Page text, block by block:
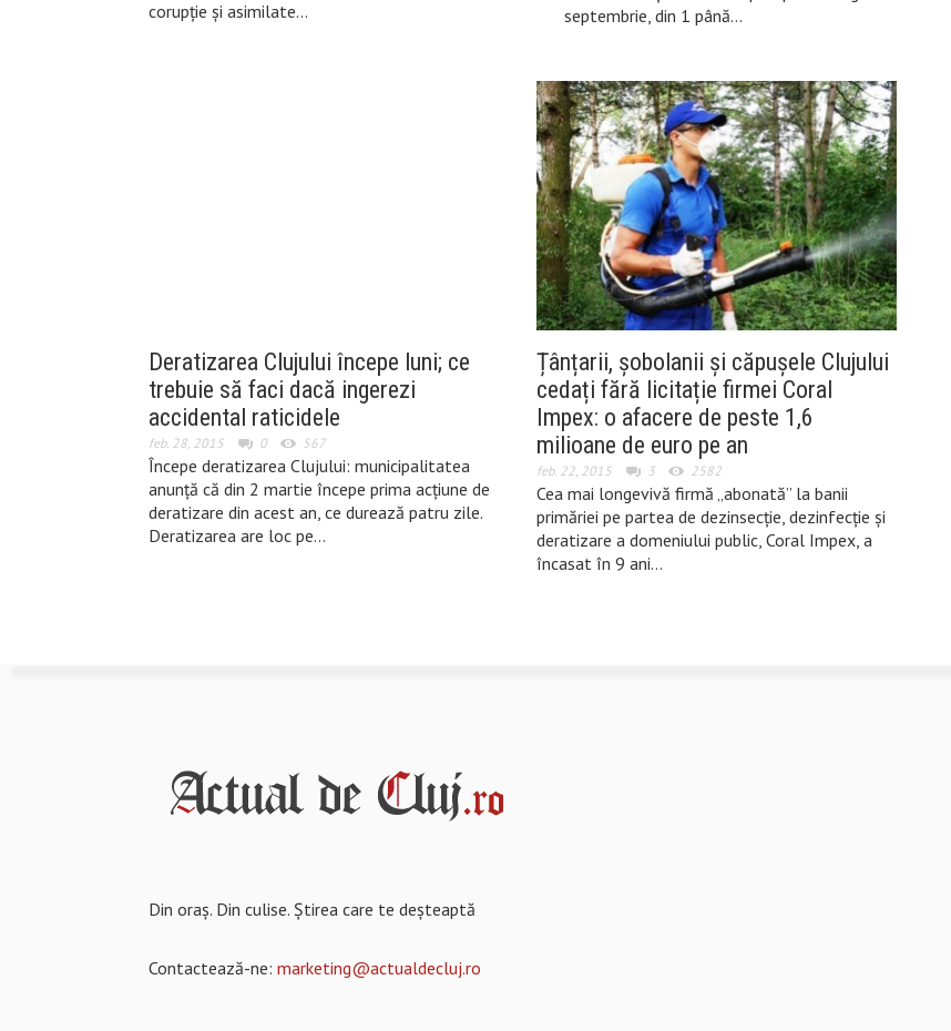
corupție şi asimilate…
septembrie, din 1 până…
Deratizarea Clujului începe luni; ce
trebuie să faci dacă ingerezi
accidental raticidele
feb. 28, 2015 0 567
Începe deratizarea Clujului: municipalitatea
anunță că din 2 martie începe prima acțiune de
deratizare din acest an, ce durează patru zile.
Deratizarea are loc pe…
Țânțarii, șobolanii și căpușele Clujului
cedați fără licitație firmei Coral
Impex: o afacere de peste 1,6
milioane de euro pe an
feb. 22, 2015 3 2582
Cea mai longevivă firmă „abonată” la banii
primăriei pe partea de dezinsecție, dezinfecție și
deratizare a domeniului public, Coral Impex, a
încasat în 9 ani…
Din oraș. Din culise. Știrea care te deșteaptă
Contactează-ne: marketing@actualdecluj.ro